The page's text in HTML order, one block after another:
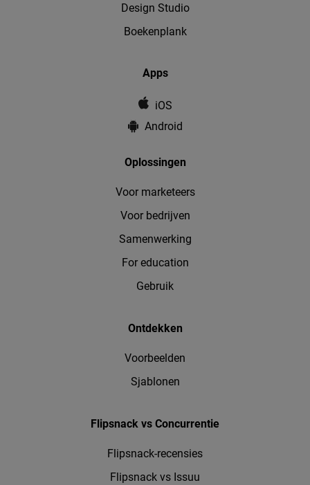
Design Studio
Boekenplank
Apps
iOS
Android
Oplossingen
Voor marketeers
Voor bedrijven
Samenwerking
For education
Gebruik
Ontdekken
Voorbeelden
Sjablonen
Flipsnack vs Concurrentie
Flipsnack-recensies
Flipsnack vs Issuu